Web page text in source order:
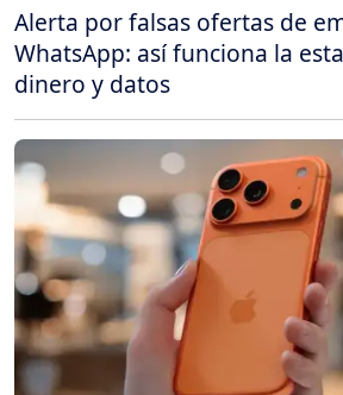
Alerta por falsas ofertas de
WhatsApp: así funciona la
dinero y datos